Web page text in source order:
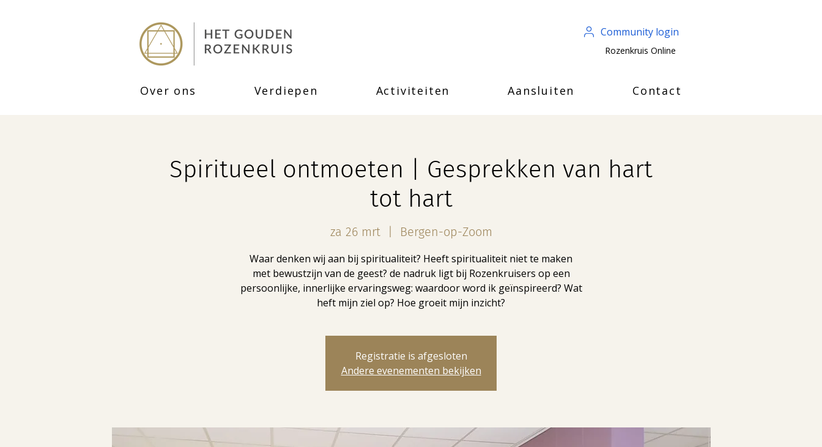
Community login
Rozenkruis Online
Over ons Verdiepen Activiteiten Aansluiten Contact
Spiritueel ontmoeten | Gesprekken van hart
tot hart
za 26 mrt
  |
Bergen-op-Zoom
Waar denken wij aan bij spiritualiteit? Heeft spiritualiteit niet te maken
met bewustzijn van de geest? de nadruk ligt bij Rozenkruisers op een
persoonlijke, innerlijke ervaringsweg: waardoor word ik geïnspireerd? Wat
heft mijn ziel op? Hoe groeit mijn inzicht?
Registratie is afgesloten
Andere evenementen bekijken